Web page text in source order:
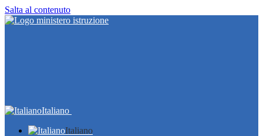
Salta al contenuto
Italiano
Italiano